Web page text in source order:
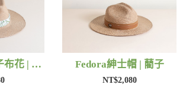
老派紳士帽-藺子布花 | 藺子 Fedora紳士帽 | 藺子
NT$2,080